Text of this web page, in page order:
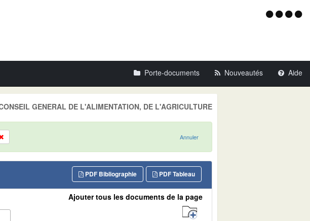
Menu
Porte-documents Nouveautés Aide
GENERAL DE L'ALIMENTATION, DE L'AGRICULTURE
Annuler
PDF Tableau
PDF Bibliographie
Ajouter tous les documents de la page